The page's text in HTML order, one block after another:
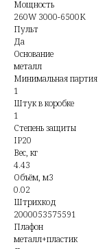
Мощность
260W 3000-6500K
Пульт
Да
Основание
металл
Минимальная партия
1
Штук в коробке
1
Степень защиты
IP20
Вес, кг
4.43
Объём, м3
0.02
Штрихкод
2000053575591
Плафон
металл+пластик